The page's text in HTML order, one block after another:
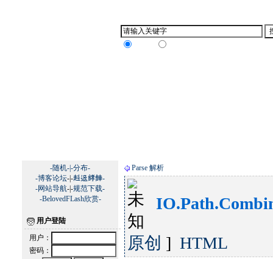
-随机-|-分布-
-博客论坛-|-﨣﨤﨧﨨-
-网站导航-|-规范下载-
-BelovedFLash欣赏-
用户登陆
用户：
密码：
Parse 解析
原创 ] HTML